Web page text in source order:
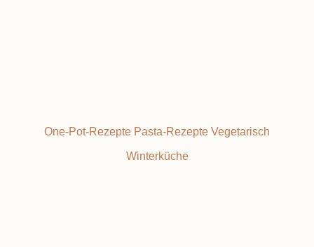
One-Pot-Rezepte Pasta-Rezepte Vegetarisch
Winterküche